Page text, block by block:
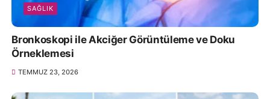
SAĞLIK
Bronkoskopi ile Akciğer Görüntüleme ve Doku
Örneklemesi
TEMMUZ 23, 2026